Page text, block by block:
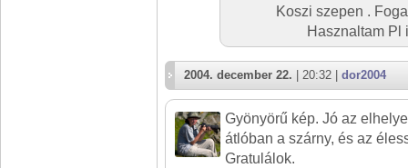
Koszi szepen .
Hasznaltam Pl
2004. december 22. | 20:32 | dor2004
Gyönyörű kép. Jó az
átlóban a szárny, és az
Gratulálok.